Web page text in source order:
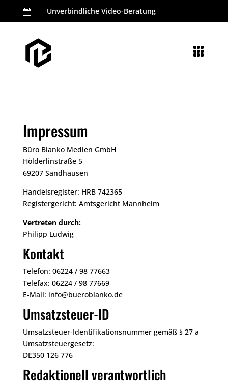
 Unverbindliche Video-Beratung

Impressum
Büro Blanko Medien GmbH
Hölderlinstraße 5
69207 Sandhausen
Handelsregister: HRB 742365
Registergericht: Amtsgericht Mannheim
Vertreten durch:
Philipp Ludwig
Kontakt
Telefon: 06224 / 98 77663
Telefax: 06224 / 98 77669
E-Mail: info@bueroblanko.de
Umsatzsteuer-ID
Umsatzsteuer-Identifikationsnummer gemäß § 27 a
Umsatzsteuergesetz:
DE350 126 776
Redaktionell verantwortlich